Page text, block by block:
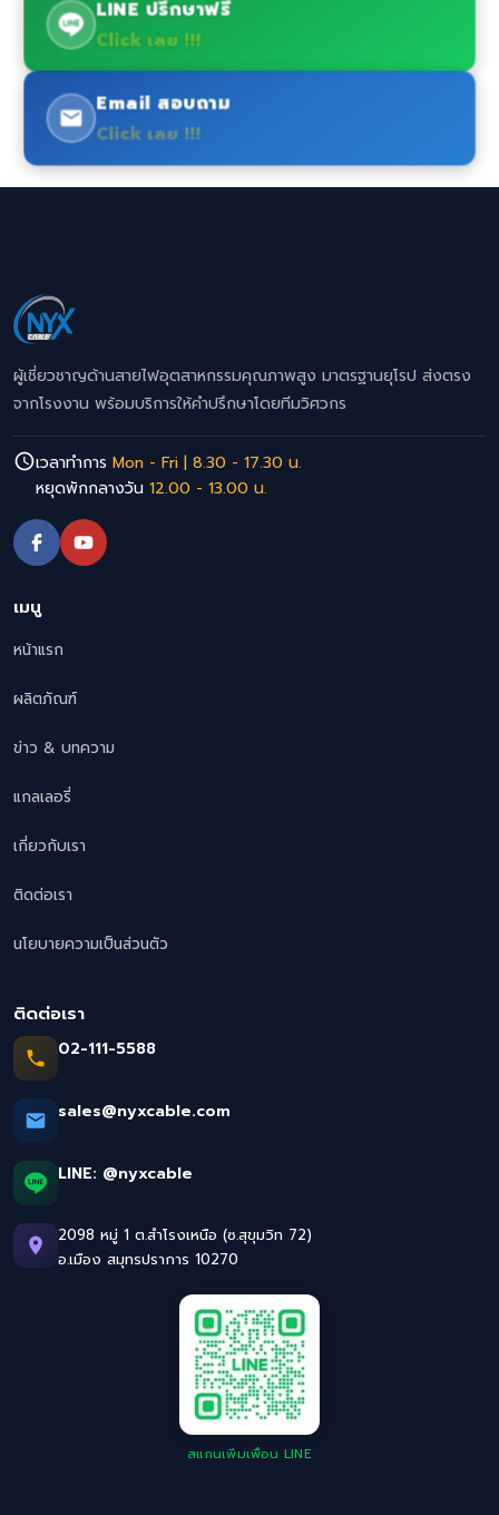
LINE ปรึกษาฟรี
Click เลย !!!
Email สอบถาม
Click เลย !!!
ผู้เชี่ยวชาญด้านสายไฟอุตสาหกรรมคุณภาพสูง มาตรฐานยุโรป ส่งตรง
จากโรงงาน พร้อมบริการให้คำปรึกษาโดยทีมวิศวกร
เวลาทำการ Mon - Fri | 8.30 - 17.30 น.
หยุดพักกลางวัน 12.00 - 13.00 น.
เมนู
หน้าแรก
ผลิตภัณฑ์
ข่าว & บทความ
แกลเลอรี่
เกี่ยวกับเรา
ติดต่อเรา
นโยบายความเป็นส่วนตัว
ติดต่อเรา
02-111-5588
sales@nyxcable.com
LINE: @nyxcable
2098 หมู่ 1 ต.สำโรงเหนือ (ซ.สุขุมวิท 72)
อ.เมือง สมุทรปราการ 10270
สแกนเพิ่มเพื่อน LINE